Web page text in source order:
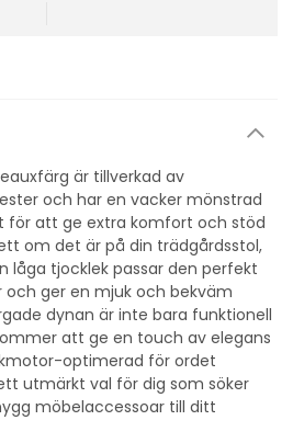
är tillverkad av
och har en vacker mönstrad
för att ge extra komfort och stöd
om det är på din trädgårdsstol,
låga tjocklek passar den perfekt
ger en mjuk och bekväm
dynan är inte bara funktionell
att ge en touch av elegans
optimerad för ordet
utmärkt val för dig som söker
möbelaccessoar till ditt